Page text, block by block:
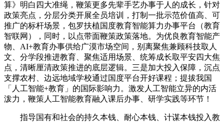
算》明白四大准绳，鞭策更多先辈手艺办事于人的成长，针对
政策亮点，分层分类开展全员培训，打制一批示范价值高、可
推广的标杆场景，包罗扶植国度教育智能算力办事平台（教育
智联网），同时，以点带面鞭策政策落地。为优良教育智能产
物、AI+教育办事供给广漠市场空间，别离聚焦兼顾科技取人
文、分学段推进教育、聚焦适用场景、统筹成长取平安四大焦
点，清晰厘清政策推进的底层逻辑。三是加大投入保障，沉点
支撑农村、边远地域学校通过国度平台开好课程；提拔我国
「人工智能+教育」的国际影响力。激发人工智能立异的内活
泼力，鞭策人工智能教育融入课后办事、研学实践等环节！
指导国有和社会的持久本钱、耐心本钱、计谋本钱投入教